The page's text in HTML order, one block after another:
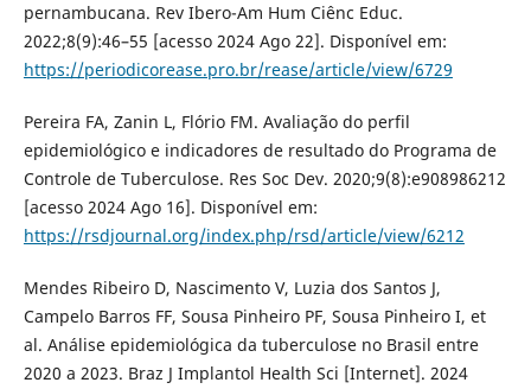
pernambucana. Rev Ibero-Am Hum Ciênc Educ.
2022;8(9):46–55 [acesso 2024 Ago 22]. Disponível em:
https://periodicorease.pro.br/rease/article/view/6729
Pereira FA, Zanin L, Flório FM. Avaliação do perfil
epidemiológico e indicadores de resultado do Programa de
Controle de Tuberculose. Res Soc Dev. 2020;9(8):e908986212
[acesso 2024 Ago 16]. Disponível em:
https://rsdjournal.org/index.php/rsd/article/view/6212
Mendes Ribeiro D, Nascimento V, Luzia dos Santos J,
Campelo Barros FF, Sousa Pinheiro PF, Sousa Pinheiro I, et
al. Análise epidemiológica da tuberculose no Brasil entre
2020 a 2023. Braz J Implantol Health Sci [Internet]. 2024